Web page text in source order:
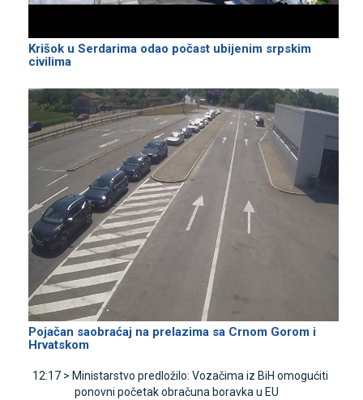
Krišok u Serdarima odao počast ubijenim srpskim
civilima
Pojačan saobraćaj na prelazima sa Crnom Gorom i
Hrvatskom
12:17 > Ministarstvo predložilo: Vozačima iz BiH omogućiti
ponovni početak obračuna boravka u EU